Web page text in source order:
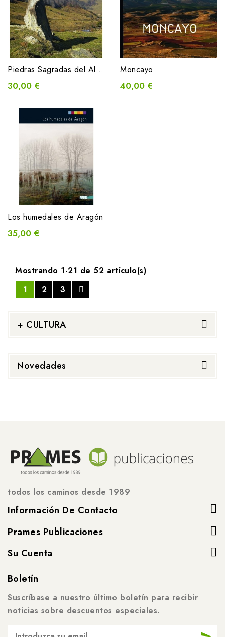
Piedras Sagradas del Alto Aragón
30,00 €
Moncayo
40,00 €
Los humedales de Aragón
35,00 €
Mostrando 1-21 de 52 artículo(s)
1
2 3
+ CULTURA
Novedades
todos los caminos desde 1989
Información De Contacto
Prames Publicaciones
Su Cuenta
Boletín
Suscríbase a nuestro último boletín para recibir
noticias sobre descuentos especiales.